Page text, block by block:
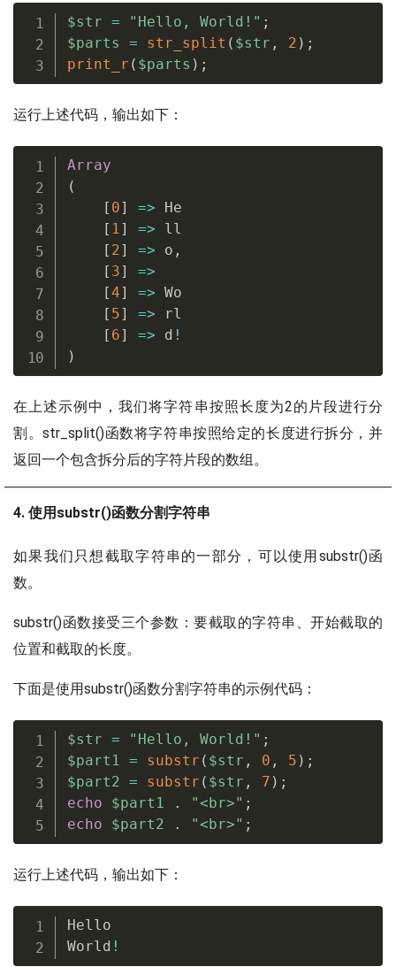
$str = "Hello, World!" ;
$parts
= str_split ( $str , 2 ) ;
print_r ( $parts ) ;
运行上述代码，输出如下：
Array
(
[ 0] => He
[ 1] => ll
[ 2] => o ,
[ 3] =>
[4] => Wo
[ 5] => rl
[ 6] => d !
)
在上述示例中，我们将字符串按照长度为2的片段进行分
割。str_split()函数将字符串按照给定的长度进行拆分，并
返回一个包含拆分后的字符片段的数组。
4. 使用substr()函数分割字符串
如果我们只想截取字符串的一部分，可以使用substr()函
数。
substr()函数接受三个参数：要截取的字符串、开始截取的
位置和截取的长度。
下面是使用substr()函数分割字符串的示例代码：
$str = "Hello, World!" ;
$part1 = substr ( $str , 0 , 5 ) ;
$part2 = substr ( $str , 7 ) ;
echo
$part1 . "<br>" ;
echo
$part2 . "<br>" ;
运行上述代码，输出如下：
Hello
World !